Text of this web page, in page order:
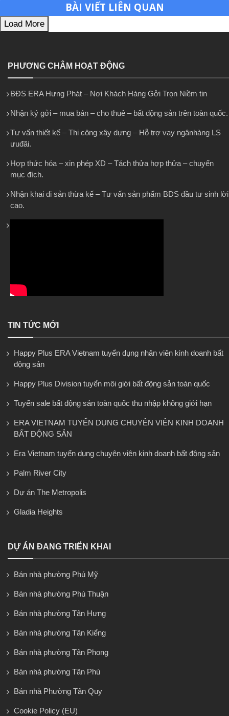
BÀI VIẾT LIÊN QUAN
Load More
PHƯƠNG CHÂM HOẠT ĐỘNG
BĐS ERA Hưng Phát – Nơi Khách Hàng Gởi Trọn Niềm tin
Nhận ký gởi – mua bán – cho thuê – bất động sản trên toàn quốc.
Tư vấn thiết kế – Thi công xây dựng – Hỗ trợ vay ngânhàng LS
ưuđãi.
Hợp thức hóa – xin phép XD – Tách thửa hợp thửa – chuyển
mục đích.
Nhận khai di sản thừa kế – Tư vấn sản phẩm BDS đầu tư sinh lời
cao.
TIN TỨC MỚI
Happy Plus ERA Vietnam tuyển dụng nhân viên kinh doanh bất
động sản
Happy Plus Division tuyển môi giới bất động sản toàn quốc
Tuyển sale bất động sản toàn quốc thu nhập không giới hạn
ERA VIETNAM TUYỂN DỤNG CHUYÊN VIÊN KINH DOANH
BẤT ĐỘNG SẢN
Era Vietnam tuyển dụng chuyên viên kinh doanh bất động sản
Palm River City
Dự án The Metropolis
Gladia Heights
DỰ ÁN ĐANG TRIỂN KHAI
Bán nhà phường Phú Mỹ
Bán nhà phường Phú Thuận
Bán nhà phường Tân Hưng
Bán nhà phường Tân Kiểng
Bán nhà phường Tân Phong
Bán nhà phường Tân Phú
Bán nhà Phường Tân Quy
Cookie Policy (EU)